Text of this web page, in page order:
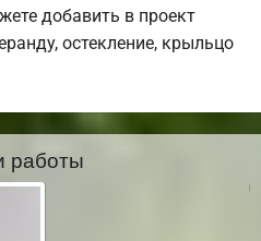
добавить в проект
остекление, крыльцо
работы